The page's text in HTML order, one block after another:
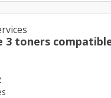
3 toners